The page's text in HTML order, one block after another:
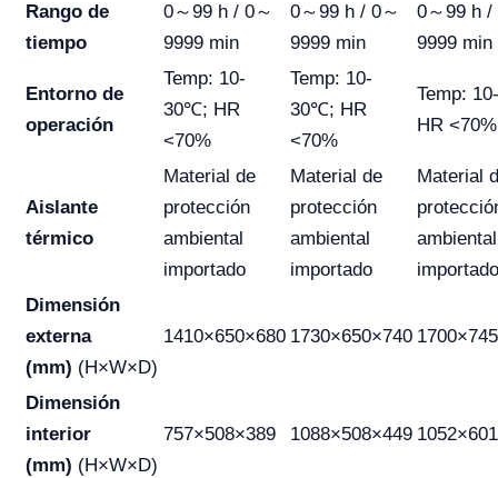
Rango de
tiempo
0～99 h / 0～
9999 min
0～99 h / 0～
9999 min
0～99 h /
9999 min
Entorno de
operación
Temp: 10-
30℃; HR
<70%
Temp: 10-
30℃; HR
<70%
Temp:
HR <70%
Aislante
térmico
Material de
protección
ambiental
importado
Material de
protección
ambiental
importado
Material
ambiental
importado
Dimensión
externa
(mm) (H×W×D)
1410×650×680 1730×650×740
Dimensión
interior
(mm) (H×W×D)
757×508×389 1088×508×449